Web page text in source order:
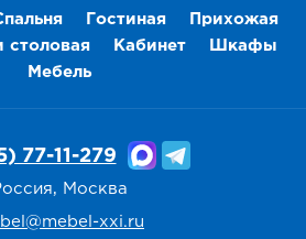
Гостиная
Прихожая
столовая Кабинет
Шкафы
Мебель
77-11-279
Москва
xxi.ru